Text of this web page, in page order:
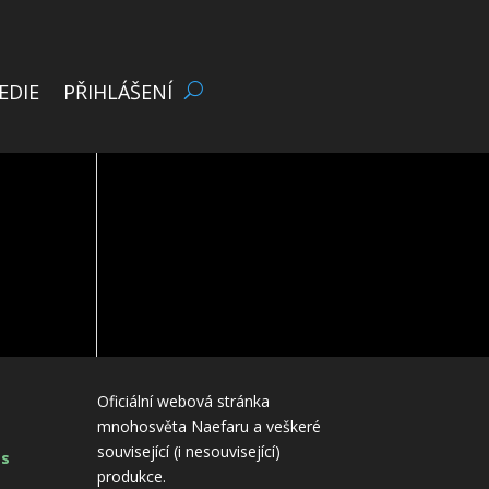
PŘIHLÁŠENÍ
Oficiální webová stránka
mnohosvěta Naefaru a veškeré
související (i nesouvisející)
produkce.